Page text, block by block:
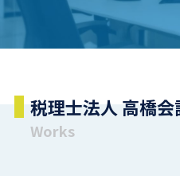
税理士法人 高橋
Works